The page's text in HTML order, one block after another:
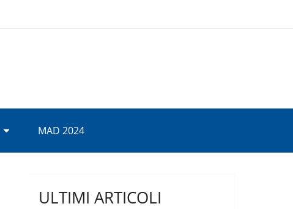
MAD 2024
ULTIMI ARTICOLI